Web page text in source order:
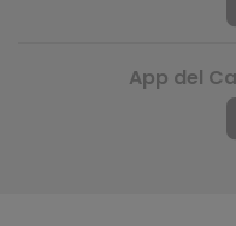
App del